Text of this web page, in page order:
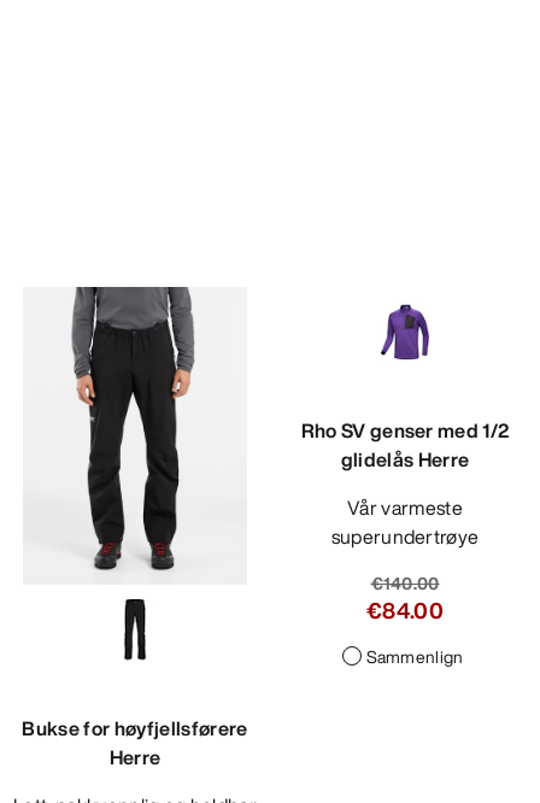
Bukse for høyfjellsførere
Herre
Rho SV genser med 1/2
glidelås Herre
Vår varmeste
superundertrøye
€140.00
€84.00
Sammenlign